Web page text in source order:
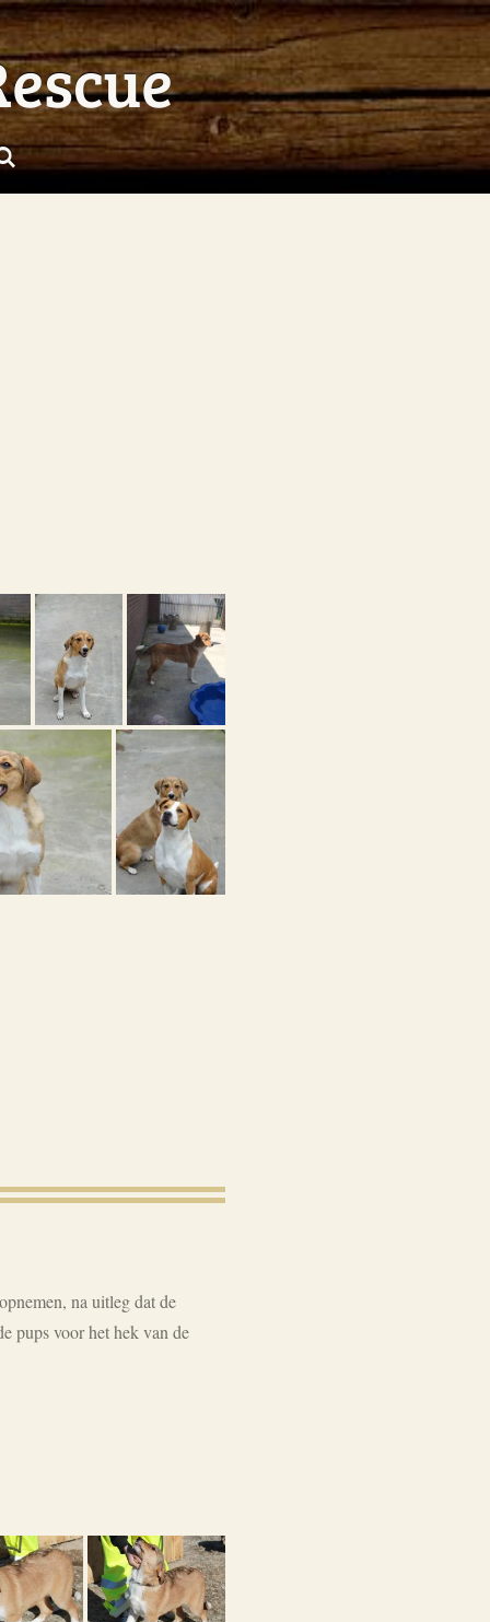
na uitleg dat de
pups voor het hek van de